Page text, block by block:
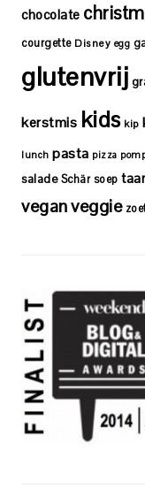
chocolate
courgette Disney egg
glutenvrij
kerstmis kids kip
lunch pasta pizza
salade Schär soep
veganveggie